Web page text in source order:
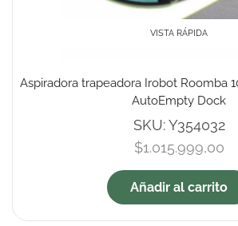
VISTA RÁPIDA
Aspiradora trapeadora Irobot Roomba
AutoEmpty Dock
SKU:Y354032
$1.015.999,00
Añadir al carrito